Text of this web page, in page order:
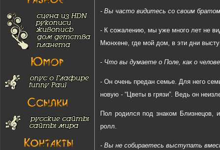
- Вы часто видитесь со своим
- К сожалению, мы уже много лет не
Мюнхене, где мой дом, в эти дни
- Что вы думаете о Поле, как о
- Он очень предан семье. Для него
новую - “Цветы в грязи”. Ведь он
Пол родился под знаком Близнецов,
ролл.
- Вы не собираетесь выступать